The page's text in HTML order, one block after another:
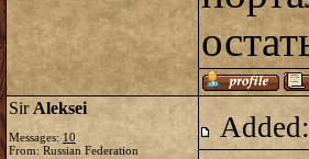
Sir Aleksei
Messages: 10
From: Russian Federation